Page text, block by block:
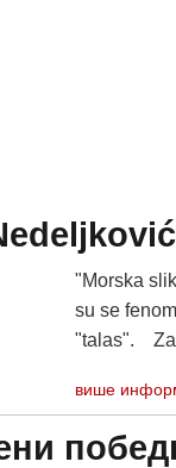
"Morska
su se
"talas".
више